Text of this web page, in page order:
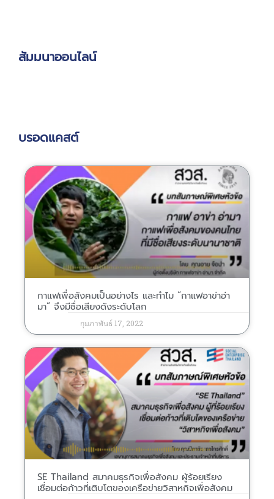
สัมมนาออนไลน์
บรอดแคสต์
กาแฟเพื่อสังคมเป็นอย่างไร และทำไม “กาแฟอาข่าอ่า
มา” จึงมีชื่อเสียงดังระดับโลก
กุมภาพันธ์ 17, 2022
SE Thailand สมาคมธุรกิจเพื่อสังคม ผู้ร้อยเรียง
เชื่อมต่อก้าวที่เติบโตของเครือข่ายวิสาหกิจเพื่อสังคม